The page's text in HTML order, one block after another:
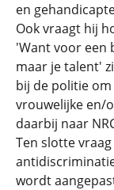
en
Ook vraagt hij
'Want voor een
maar je talent'
bij de politie
vrouwelijke en/
daarbij naar
Ten slotte
wordt